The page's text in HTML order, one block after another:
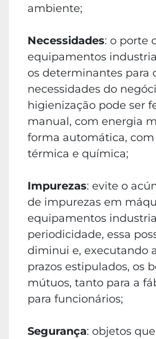
ambiente;
Necessidades: o porte
equipamentos
os determinantes para
necessidades do
higienização pode ser
manual, com energia
forma automática, com
térmica e química;
Impurezas: evite o
de impurezas em
equipamentos
periodicidade, essa
diminui e, executando
prazos estipulados, os
mútuos, tanto para a
para funcionários;
Segurança: objetos